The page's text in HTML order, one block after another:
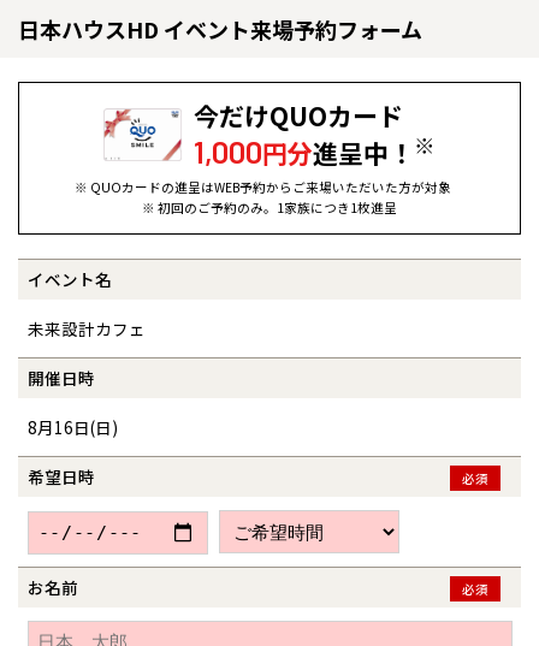
日本ハウスHD イベント来場予約フォーム
今だけQUOカード
1,000円分進呈中！ ※
※ QUOカードの進呈はWEB予約からご来場いただいた方が対象
※ 初回のご予約のみ。1家族につき1枚進呈
イベント名
未来設計カフェ
開催日時
8月16日(日)
希望日時 必須
お名前 必須
全国の展示場
北海道
札幌
道央
道北
東北
青森
秋田
甲信越・北陸
新潟
関東
お近くのイベント
北海道
札幌
小樽
苫小牧千歳
小樽
道北
道南
東北
青森県
青森
秋田県
秋田
岩手県
盛岡
甲信越・北陸
新潟県
新潟
長岡
山梨県
甲府
関東